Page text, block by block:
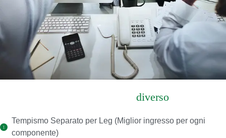
diverso
Tempismo Separato per Leg (Miglior ingresso per ogni
componente)